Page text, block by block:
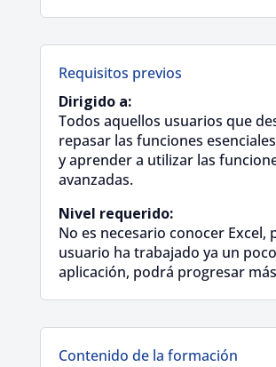
Requisitos previos
Dirigido a:
Todos aquellos usuarios que
repasar las funciones
y aprender a utilizar las
avanzadas.
Nivel requerido:
No es necesario conocer Excel,
usuario ha trabajado ya un
aplicación, podrá progresar
Contenido de la formación